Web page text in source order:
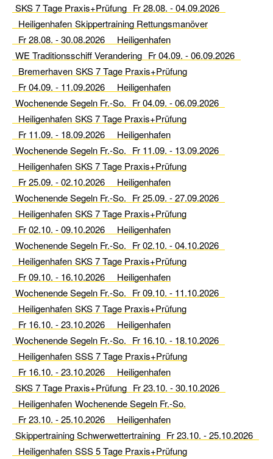
Führerschein
Binnen
SportKüstenSchiffer
(SKS)
SportSeeSchiffer
(SSS)
Service
Aktuelles
Anfahrt
Buchungskalender
Gutschein
Download
Tools
Stellenangebote
Fundbüro
Partner
persönliche
Beratung
Kontakt
Impressum
SKS 7 Tage Praxis+Prüfung Fr 28.08. - 04.09.2026
Heiligenhafen Skippertraining Rettungsmanöver
Fr 28.08. - 30.08.2026
Heiligenhafen
WE Traditionsschiff Verandering Fr 04.09. - 06.09.2026
Bremerhaven SKS 7 Tage Praxis+Prüfung
Fr 04.09. - 11.09.2026
Heiligenhafen
Wochenende Segeln Fr.-So. Fr 04.09. - 06.09.2026
Heiligenhafen SKS 7 Tage Praxis+Prüfung
Fr 11.09. - 18.09.2026
Heiligenhafen
Wochenende Segeln Fr.-So. Fr 11.09. - 13.09.2026
Heiligenhafen SKS 7 Tage Praxis+Prüfung
Fr 25.09. - 02.10.2026
Heiligenhafen
Wochenende Segeln Fr.-So. Fr 25.09. - 27.09.2026
Heiligenhafen SKS 7 Tage Praxis+Prüfung
Fr 02.10. - 09.10.2026
Heiligenhafen
Wochenende Segeln Fr.-So. Fr 02.10. - 04.10.2026
Heiligenhafen SKS 7 Tage Praxis+Prüfung
Fr 09.10. - 16.10.2026
Heiligenhafen
Wochenende Segeln Fr.-So. Fr 09.10. - 11.10.2026
Heiligenhafen SKS 7 Tage Praxis+Prüfung
Fr 16.10. - 23.10.2026
Heiligenhafen
Wochenende Segeln Fr.-So. Fr 16.10. - 18.10.2026
Heiligenhafen SSS 7 Tage Praxis+Prüfung
Fr 16.10. - 23.10.2026
Heiligenhafen
SKS 7 Tage Praxis+Prüfung Fr 23.10. - 30.10.2026
Heiligenhafen Wochenende Segeln Fr.-So.
Fr 23.10. - 25.10.2026
Heiligenhafen
Skippertraining Schwerwettertraining Fr 23.10. - 25.10.2026
Heiligenhafen SSS 5 Tage Praxis+Prüfung